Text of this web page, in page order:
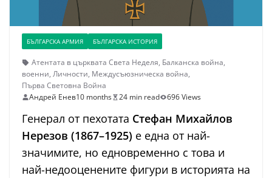
БЪЛГАРСКА АРМИЯ БЪЛГАРСКА ИСТОРИЯ
Атентата в църквата Света Неделя, Балканска война,
военни, Личности, Междусъюзническа война,
Първа Световна Война
Андрей Енев10 months 24 min read 696 Views
Генерал от пехотата Стефан Михайлов
Нерезов (1867–1925) е една от най-
значимите, но едновременно с това и
най-недооценените фигури в историята на